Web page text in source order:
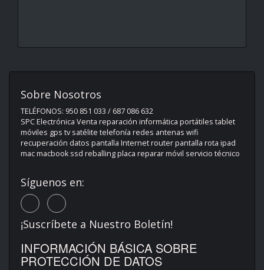
Sobre Nosotros
TELÉFONOS: 950 851 033 / 687 086 632
SPC Electrónica Venta reparación informática portátiles tablet
móviles gps tv satélite telefonía redes antenas wifi
recuperación datos pantalla Internet router pantalla rota ipad
mac macbook ssd reballing placa reparar móvil servicio técnico
Síguenos en:
¡Suscríbete a Nuestro Boletín!
INFORMACIÓN BÁSICA SOBRE
PROTECCIÓN DE DATOS